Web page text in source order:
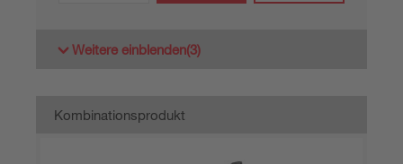
Weitere einblenden(3)
Kombinationsprodukt